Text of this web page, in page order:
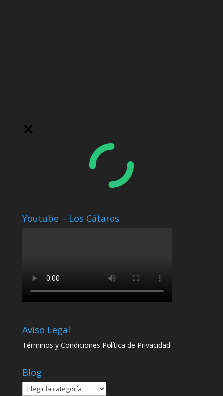
Youtube – Los Cátaros
Aviso Legal
Términos y Condiciones Política de Privacidad
Blog
Blog